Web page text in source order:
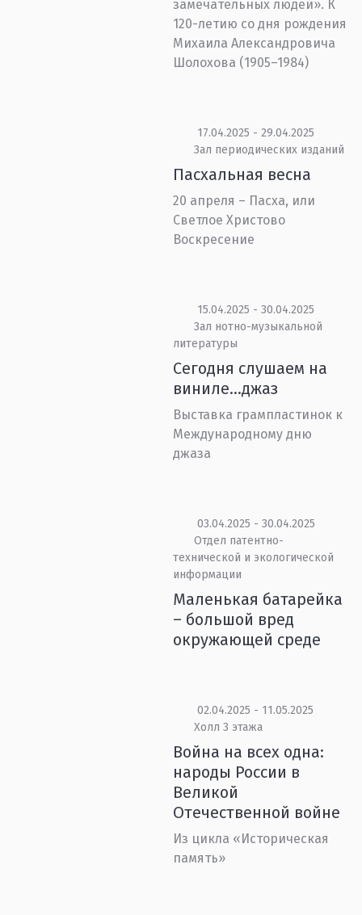
замечательных людей». К
120-летию со дня рождения
Михаила Александровича
Шолохова (1905–1984)
17.04.2025 - 29.04.2025
Зал периодических изданий
Пасхальная весна
20 апреля – Пасха, или
Светлое Христово
Воскресение
15.04.2025 - 30.04.2025
Зал нотно-музыкальной
литературы
Сегодня слушаем на
виниле…джаз
Выставка грампластинок к
Международному дню
джаза
03.04.2025 - 30.04.2025
Отдел патентно-
технической и экологической
информации
Маленькая батарейка
– большой вред
окружающей среде
02.04.2025 - 11.05.2025
Холл 3 этажа
Война на всех одна:
народы России в
Великой
Отечественной войне
Из цикла «Историческая
память»